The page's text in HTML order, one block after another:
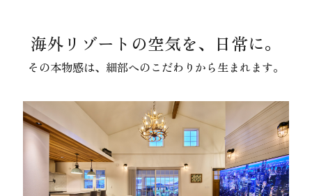
海外リゾートの空気を、日常に。
その本物感は、細部へのこだわりから生まれます。